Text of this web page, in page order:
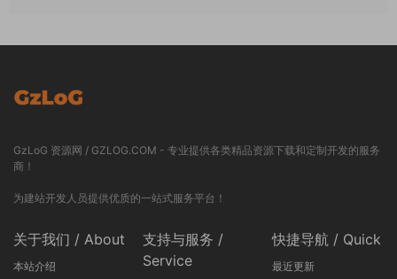
GzLoG 资源网 / GZLOG.COM - 专业提供各类精品资源下载和定制开发的服务
商！
为建站开发人员提供优质的一站式服务平台！
关于我们 / About
本站介绍
支持与服务 /
Service
快捷导航 / Quick
最近更新